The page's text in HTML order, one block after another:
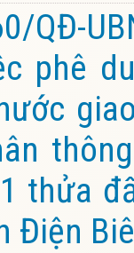
QĐ-
phê
thửa
Điện